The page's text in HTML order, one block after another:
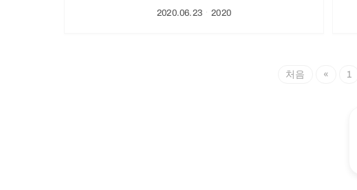
2020.06.23ㆍ2020
처음 « 1